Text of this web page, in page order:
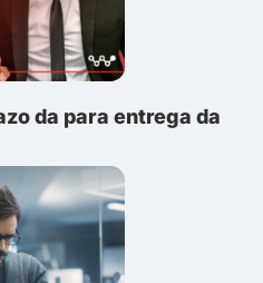
da para entrega da